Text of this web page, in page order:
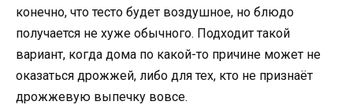
конечно, что тесто будет воздушное, но блюдо
получается не хуже обычного. Подходит такой
вариант, когда дома по какой-то причине может не
оказаться дрожжей, либо для тех, кто не признаёт
дрожжевую выпечку вовсе.